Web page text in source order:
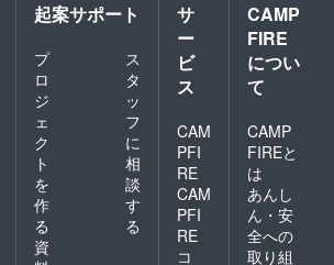
起案サポート
プ
ロ
ジ
ェ
ク
ト
を
作
る
ス
タ
ッ
フ
に
相
談
す
る
資
サ
ー
ビ
ス
CAM
PFI
RE
CAM
PFI
RE
コ
CAMP
FIRE
につい
て
CAMP
FIREと
は
あんし
ん・安
全への
取り組